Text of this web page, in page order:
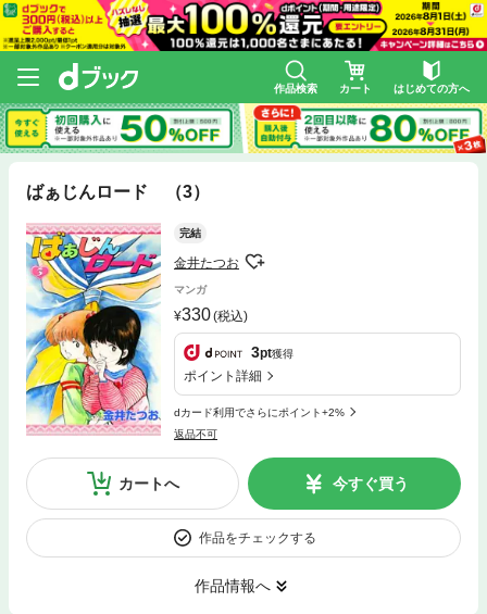
作品検索 カート はじめての方へ
ばぁじんロード （3）
完結
金井たつお
マンガ
330(税込)
3pt獲得
ポイント詳細
dカード利用でさらにポイント+2%
返品不可
カートへ 今すぐ買う
作品をチェックする
作品情報へ